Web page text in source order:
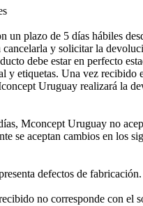
un plazo de 5 días hábiles
cancelarla y solicitar la
debe estar en perfecto
y etiquetas. Una vez recibido
Uruguay realizará la
Mconcept Uruguay no
se aceptan cambios en los
defectos de fabricación.
no corresponde con el